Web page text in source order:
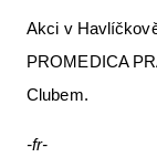
Akci v
PROMEDICA
Clubem.
-fr-